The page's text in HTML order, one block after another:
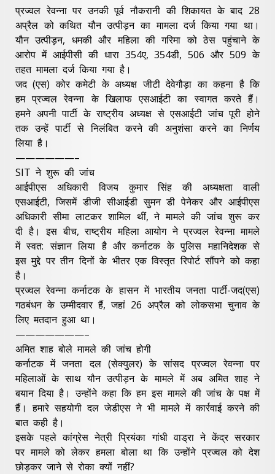
प्रज्वल रेवन्ना पर उनकी पूर्व नौकरानी की शिकायत के बाद 28
अप्रैल को कथित यौन उत्पीड़न का मामला दर्ज किया गया था।
यौन उत्पीड़न, धमकी और महिला की गरिमा को ठेस पहुंचाने के
आरोप में आईपीसी की धारा 354ए, 354डी, 506 और 509 के
तहत मामला दर्ज किया गया है।
जद (एस) कोर कमेटी के अध्यक्ष जीटी देवेगौड़ा का कहना है कि
हम प्रज्वल रेवन्ना के खिलाफ एसआईटी का स्वागत करते हैं।
हमने अपनी पार्टी के राष्ट्रीय अध्यक्ष से एसआईटी जांच पूरी होने
तक उन्हें पार्टी से निलंबित करने की अनुशंसा करने का निर्णय
लिया है।
——————–
SIT ने शुरू की जांच
आईपीएस अधिकारी विजय कुमार सिंह की अध्यक्षता वाली
एसआईटी, जिसमें डीजी सीआईडी सुमन डी पेनेकर और आईपीएस
अधिकारी सीमा लाटकर शामिल थीं, ने मामले की जांच शुरू कर
दी है। इस बीच, राष्ट्रीय महिला आयोग ने प्रज्वल रेवन्ना मामले
में स्वत: संज्ञान लिया है और कर्नाटक के पुलिस महानिदेशक से
इस मुद्दे पर तीन दिनों के भीतर एक विस्तृत रिपोर्ट सौंपने को कहा
है।
प्रज्वल रेवन्ना कर्नाटक के हासन में भारतीय जनता पार्टी-जद(एस)
गठबंधन के उम्मीदवार हैं, जहां 26 अप्रैल को लोकसभा चुनाव के
लिए मतदान हुआ था।
———————–
अमित शाह बोले मामले की जांच होगी
कर्नाटक में जनता दल (सेक्युलर) के सांसद प्रज्वल रेवन्ना पर
महिलाओं के साथ यौन उत्पीड़न के मामले में अब अमित शाह ने
बयान दिया है। उन्‍होंने कहा कि हम इस मामले की जांच के पक्ष में
हैं। हमारे सहयोगी दल जेडीएस ने भी मामले में कार्रवाई करने की
बात कही है।
इसके पहले कांग्रेस नेत्री प्रियंका गांधी वाड्रा ने केंद्र सरकार
पर मामले को लेकर हमला बोला था कि उन्‍होंने प्रज्‍वल को देश
छोड़कर जाने से रोका क्‍यों नहीं?